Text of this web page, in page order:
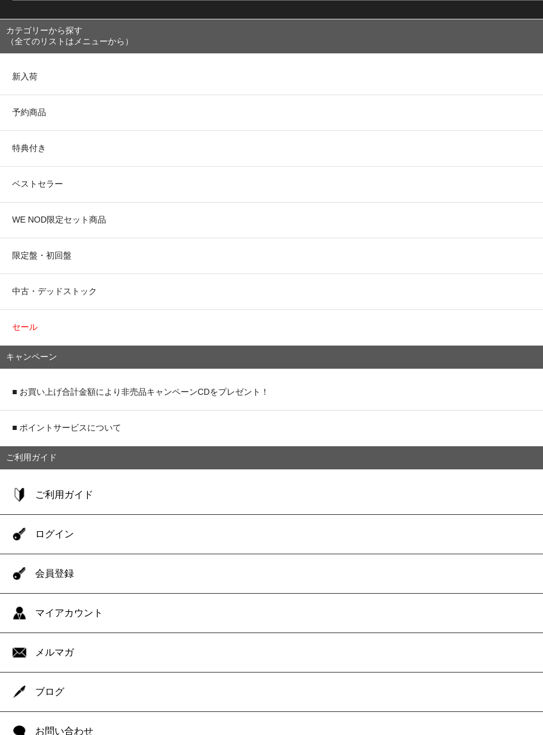
カテゴリーから探す
（全てのリストはメニューから）
新入荷
予約商品
特典付き
ベストセラー
WE NOD限定セット商品
限定盤・初回盤
中古・デッドストック
セール
キャンペーン
■ お買い上げ合計金額により非売品キャンペーンCDをプレゼント！
■ ポイントサービスについて
ご利用ガイド
ご利用ガイド
ログイン
会員登録
マイアカウント
メルマガ
ブログ
お問い合わせ